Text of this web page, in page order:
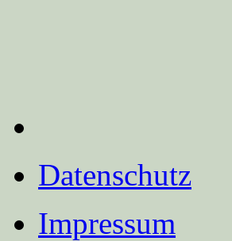
Datenschutz
Impressum